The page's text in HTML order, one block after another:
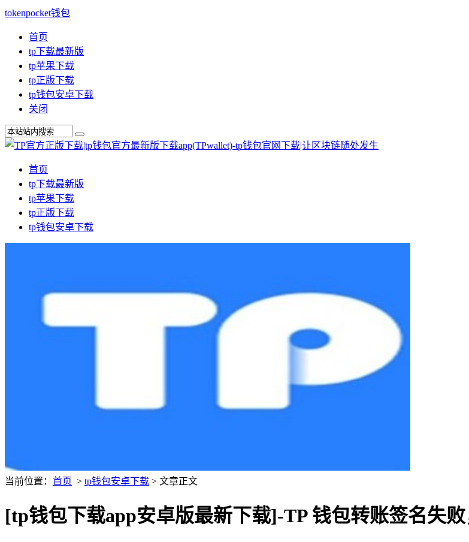
tokenpocket钱包
首页
tp下载最新版
tp苹果下载
tp正版下载
tp钱包安卓下载
关闭
首页
tp下载最新版
tp苹果下载
tp正版下载
tp钱包安卓下载
当前位置： 首页 > tp钱包安卓下载 > 文章正文
[tp钱包下载app安卓版最新下载]-TP 钱包转账签名失